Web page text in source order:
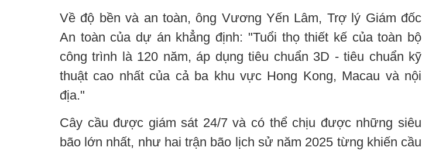
Về độ bền và an toàn, ông Vương Yến Lâm, Trợ lý Giám đốc
An toàn của dự án khẳng định: "Tuổi thọ thiết kế của toàn bộ
công trình là 120 năm, áp dụng tiêu chuẩn 3D - tiêu chuẩn kỹ
thuật cao nhất của cả ba khu vực Hong Kong, Macau và nội
địa."
Cây cầu được giám sát 24/7 và có thể chịu được những siêu
bão lớn nhất, như hai trận bão lịch sử năm 2025 từng khiến cầu